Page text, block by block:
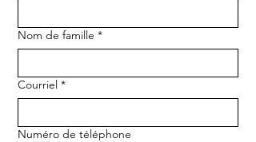
Nom de famille *
Courriel *
Numéro de téléphone